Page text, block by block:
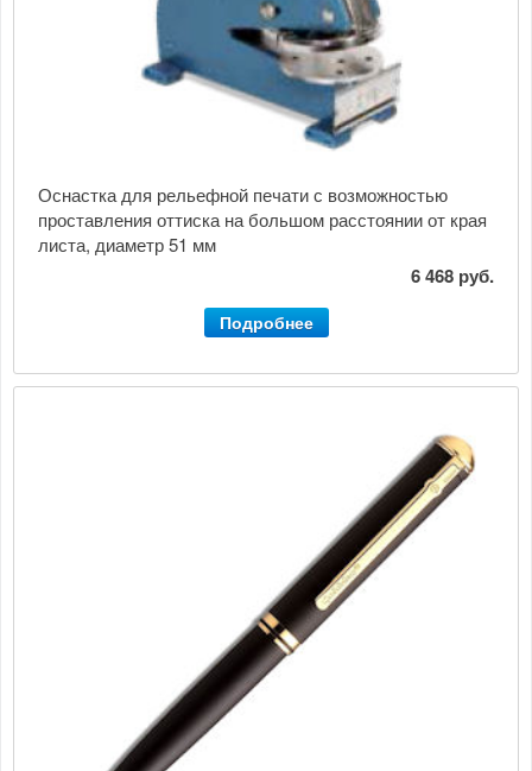
Оснастка для рельефной печати с возможностью
проставления оттиска на большом расстоянии от края
листа, диаметр 51 мм
6 468 руб.
Подробнее